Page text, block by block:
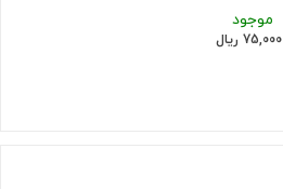
موجود
75,000 ریال